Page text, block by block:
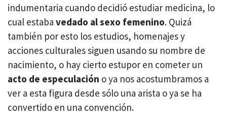
indumentaria cuando decidió estudiar medicina, lo
cual estaba vedado al sexo femenino. Quizá
también por esto los estudios, homenajes y
acciones culturales siguen usando su nombre de
nacimiento, o hay cierto estupor en cometer un
acto de especulación o ya nos acostumbramos a
ver a esta figura desde sólo una arista o ya se ha
convertido en una convención.